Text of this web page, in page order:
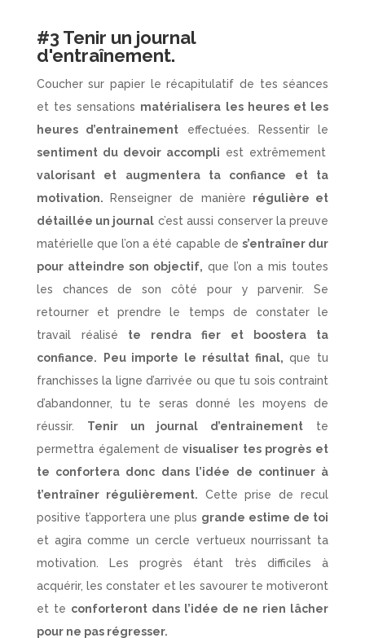
#3 Tenir un journal
d'entraînement.
Coucher sur papier le récapitulatif de tes séances
et tes sensations matérialisera les heures et les
heures d’entrainement effectuées. Ressentir le
sentiment du devoir accompli est extrêmement
valorisant et augmentera ta confiance et ta
motivation. Renseigner de manière régulière et
détaillée un journal c’est aussi conserver la preuve
matérielle que l’on a été capable des’entraîner dur
pour atteindre son objectif, que l’on a mis toutes
les chances de son côté pour y parvenir. Se
retourner et prendre le temps de constater le
travail réalisé te rendra fier et boostera ta
confiance.
Peu importe le résultat final, que tu
franchisses la ligne d’arrivée ou que tu sois contraint
d’abandonner, tu te seras donné les moyens de
réussir. Tenir un journal d’entrainement te
permettra également de visualiser tes progrès et
te confortera donc dans l’idée de continuer à
t’entraîner régulièrement. Cette prise de recul
positive t’apportera une plus grande estime de toi
et agira comme un cercle vertueux nourrissant ta
motivation. Les progrès étant très difficiles à
acquérir, les constater et les savourer te motiveront
et te conforteront dans l’idée de ne rien lâcher
pour ne pas régresser.